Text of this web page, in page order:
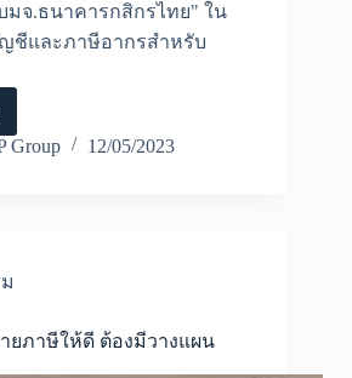
มจ.ธนาคารกสิกรไทย" ใน
ชีและภาษีอากรสำหรับ
Group 12/05/2023
ายภาษีให้ดี ต้องมีวางแผน